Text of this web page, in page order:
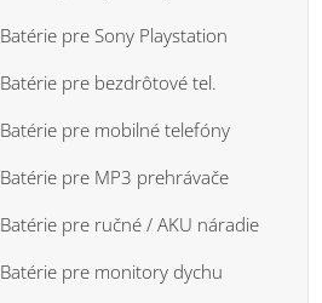
Batérie pre Sony Playstation
Batérie pre bezdrôtové tel.
Batérie pre mobilné telefóny
Batérie pre MP3 prehrávače
Batérie pre ručné / AKU náradie
Batérie pre monitory dychu